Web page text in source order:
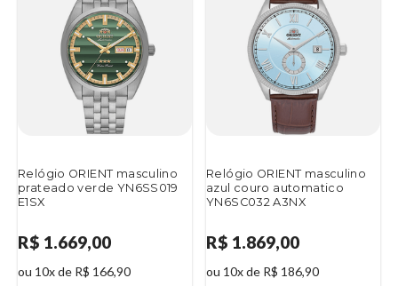
Relógio ORIENT masculino
prateado verde YN6SS019
E1SX
R$ 1.669,00
ou 10x de R$ 166,90
Relógio ORIENT masculino
azul couro automatico
YN6SC032 A3NX
R$ 1.869,00
ou 10x de R$ 186,90